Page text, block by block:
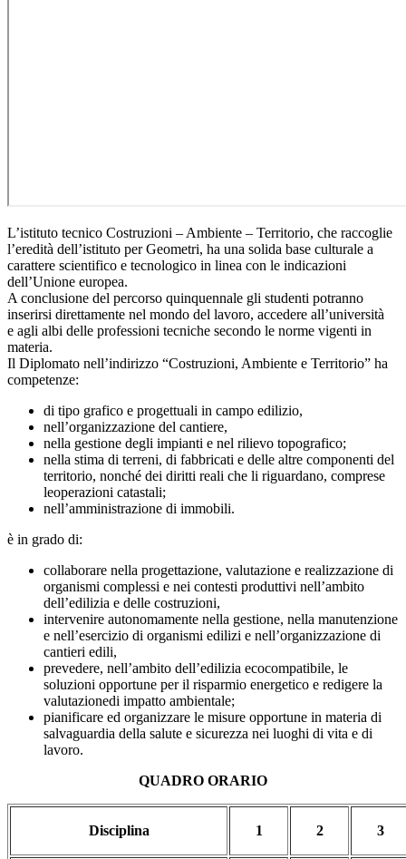
L’istituto tecnico Costruzioni – Ambiente – Territorio, che raccoglie
l’eredità dell’istituto per Geometri, ha una solida base culturale a
carattere scientifico e tecnologico in linea con le indicazioni
dell’Unione europea.
A conclusione del percorso quinquennale gli studenti potranno
inserirsi direttamente nel mondo del lavoro, accedere all’università
e agli albi delle professioni tecniche secondo le norme vigenti in
materia.
Il Diplomato nell’indirizzo “Costruzioni, Ambiente e Territorio” ha
competenze:
di tipo grafico e progettuali in campo edilizio,
nell’organizzazione del cantiere,
nella gestione degli impianti e nel rilievo topografico;
nella stima di terreni, di fabbricati e delle altre componenti del
territorio, nonché dei diritti reali che li riguardano, comprese
leoperazioni catastali;
nell’amministrazione di immobili.
è in grado di:
collaborare nella progettazione, valutazione e realizzazione di
organismi complessi e nei contesti produttivi nell’ambito
dell’edilizia e delle costruzioni,
intervenire autonomamente nella gestione, nella manutenzione
e nell’esercizio di organismi edilizi e nell’organizzazione di
cantieri edili,
prevedere, nell’ambito dell’edilizia ecocompatibile, le
soluzioni opportune per il risparmio energetico e redigere la
valutazionedi impatto ambientale;
pianificare ed organizzare le misure opportune in materia di
salvaguardia della salute e sicurezza nei luoghi di vita e di
lavoro.
QUADRO ORARIO
Disciplina 1 2 3